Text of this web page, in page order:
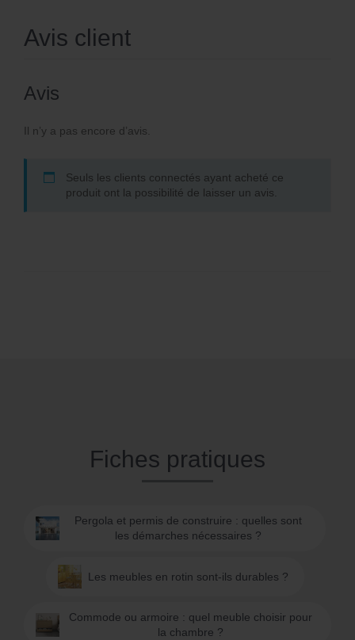
Avis client
Avis
Il n’y a pas encore d’avis.
Seuls les clients connectés ayant acheté ce
produit ont la possibilité de laisser un avis.
Fiches pratiques
Pergola et permis de construire : quelles sont
les démarches nécessaires ?
Les meubles en rotin sont-ils durables ?
Commode ou armoire : quel meuble choisir pour
la chambre ?